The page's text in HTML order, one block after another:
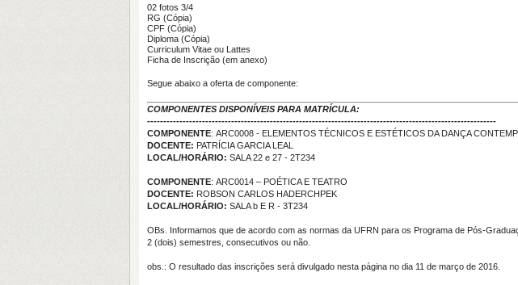
02 fotos 3/4
RG (Cópia)
CPF (Cópia)
Diploma (Cópia)
Curriculum Vitae ou Lattes
Ficha de Inscrição (em anexo)
Segue abaixo a oferta de componente:
COMPONENTES DISPONÍVEIS PARA MATRÍCULA:
------------------------------------------------------------------------------------------------------------
COMPONENTE: ARC0008 - ELEMENTOS TÉCNICOS E ESTÉTICOS DA DANÇA
DOCENTE: PATRÍCIA GARCIA LEAL
LOCAL/HORÁRIO: SALA 22 e 27 - 2T234
COMPONENTE: ARC0014 – POÉTICA E TEATRO
DOCENTE: ROBSON CARLOS HADERCHPEK
LOCAL/HORÁRIO: SALA b E R - 3T234
OBs. Informamos que de acordo com as normas da UFRN para os Programa de Pós-
2 (dois) semestres, consecutivos ou não.
obs.: O resultado das inscrições será divulgado nesta página no dia 11 de março de 2016.